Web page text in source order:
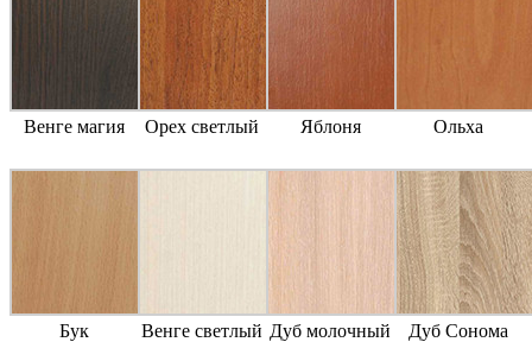
Венге магия Орех светлый Яблоня Ольха
Бук Венге светлый Дуб молочный Дуб Сонома